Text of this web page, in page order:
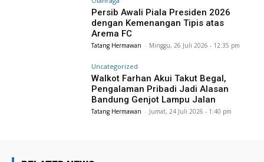
Persib Awali Piala Presiden 2026
dengan Kemenangan Tipis atas
Arema FC
Tatang Hermawan - Minggu, 26 Juli 2026 - 12:35 pm
Uncategorized
Walkot Farhan Akui Takut Begal,
Pengalaman Pribadi Jadi Alasan
Bandung Genjot Lampu Jalan
Tatang Hermawan - Jumat, 24 Juli 2026 - 1:40 pm